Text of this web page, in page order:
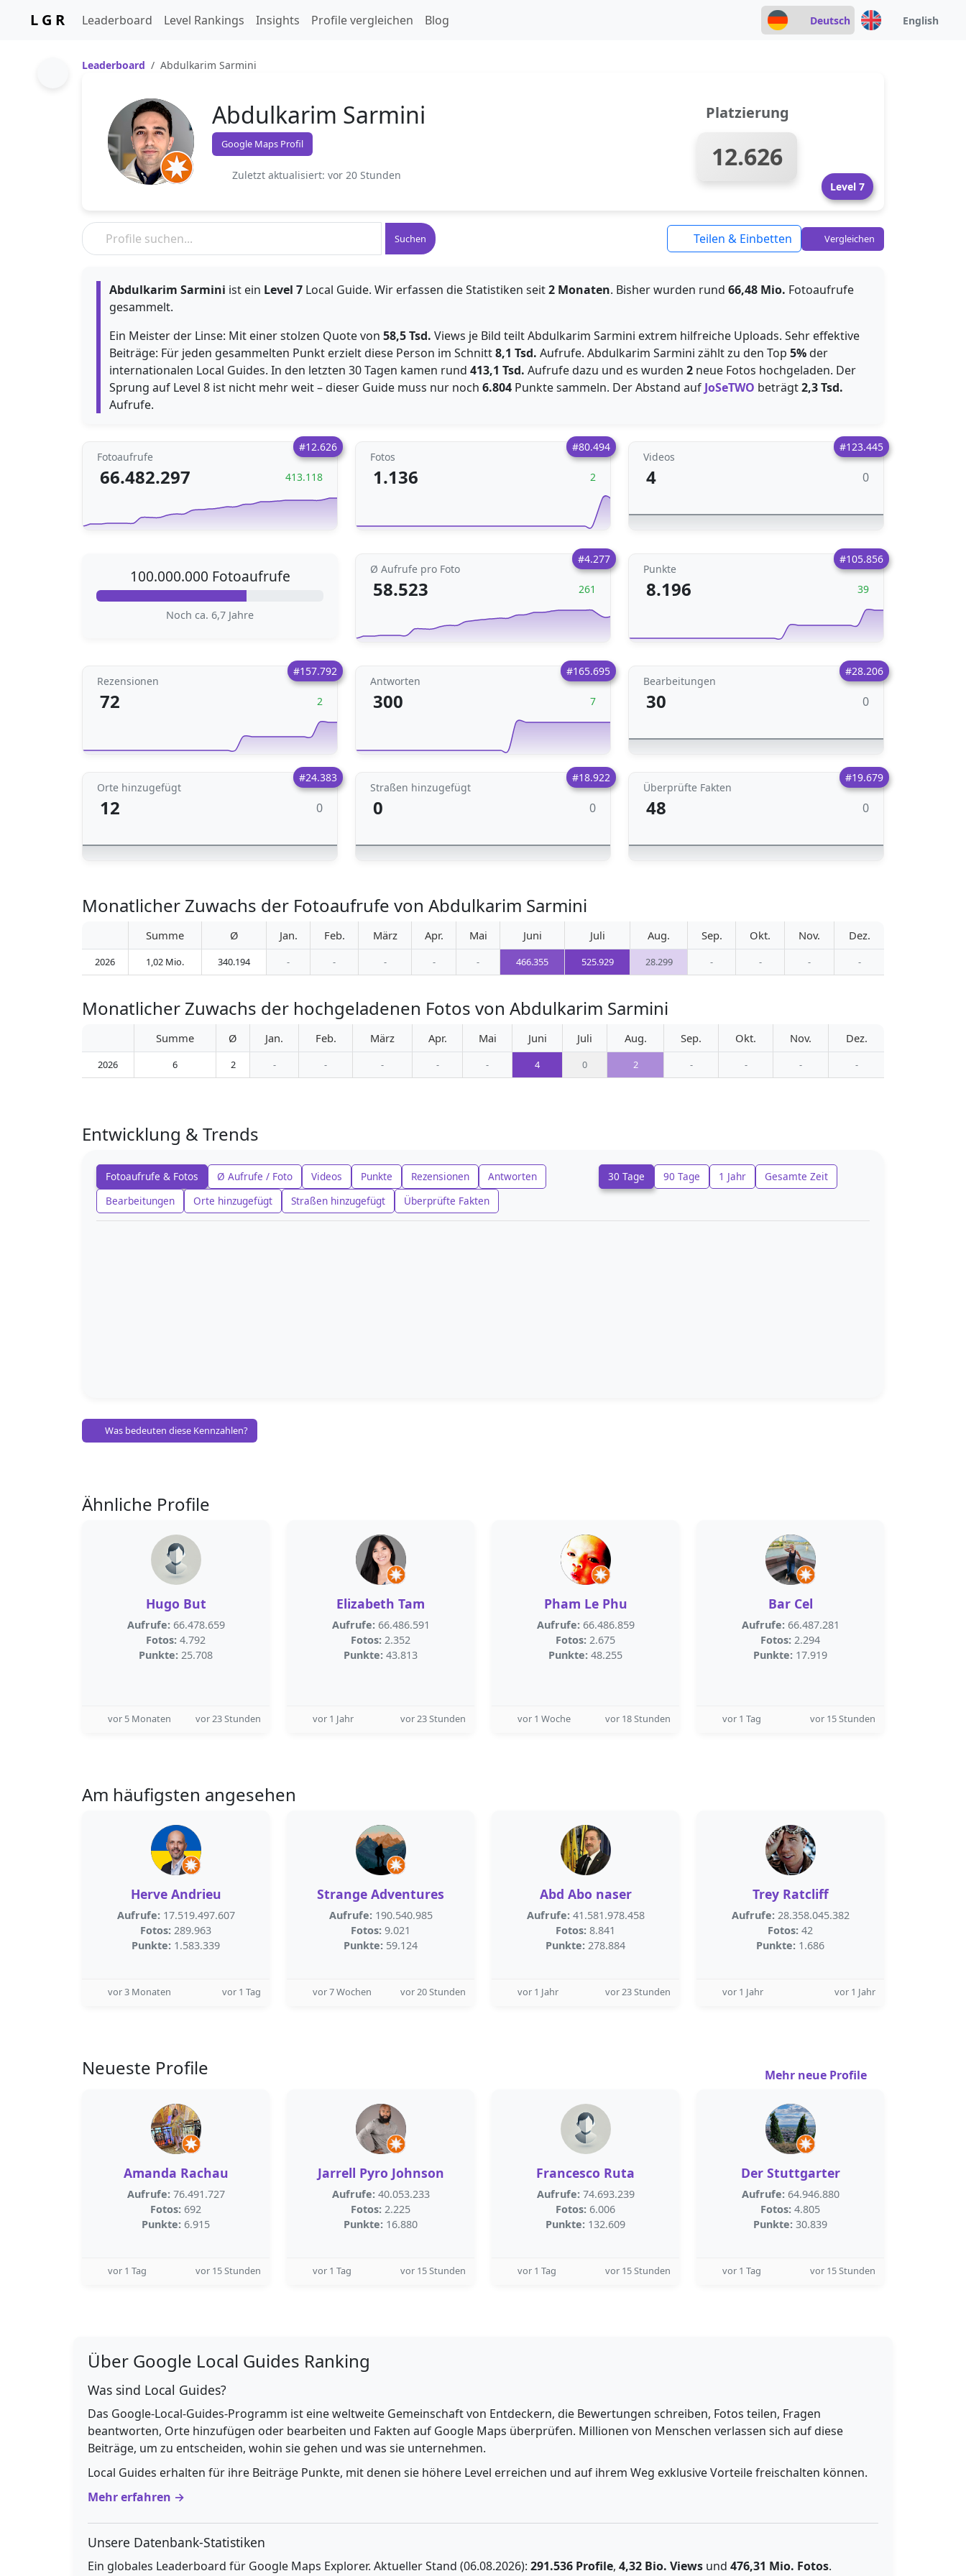
L G R Leaderboard Level Rankings Insights Profile vergleichen Blog Deutsch English
Leaderboard Abdulkarim Sarmini
Abdulkarim Sarmini
Google Maps Profil
Zuletzt aktualisiert: vor 20 Stunden
Platzierung
12.626
Level 7
Suchen Teilen & Einbetten Vergleichen
Abdulkarim Sarmini ist ein Level 7 Local Guide. Wir erfassen die Statistiken seit2 Monaten. Bisher wurden rund 66,48 Mio. Fotoaufrufe
gesammelt.
Ein Meister der Linse: Mit einer stolzen Quote von 58,5 Tsd. Views je Bild teilt Abdulkarim Sarmini extrem hilfreiche Uploads. Sehr effektive
Beiträge: Für jeden gesammelten Punkt erzielt diese Person im Schnitt8,1 Tsd. Aufrufe. Abdulkarim Sarmini zählt zu den Top 5%der
internationalen Local Guides. In den letzten 30 Tagen kamen rund 413,1 Tsd. Aufrufe dazu und es wurden 2 neue Fotos hochgeladen. Der
Sprung auf Level 8 ist nicht mehr weit – dieser Guide muss nur noch 6.804 Punkte sammeln. Der Abstand auf JoSeTWO beträgt2,3 Tsd.
Aufrufe.
#12.626
Fotoaufrufe
66.482.297 413.118
#80.494
Fotos
1.136 2
#123.445
Videos
4 0
100.000.000 Fotoaufrufe
Noch ca. 6,7 Jahre
#4.277
Ø Aufrufe pro Foto
58.523 261
#105.856
Punkte
8.196 39
#157.792
Rezensionen
72 2
#165.695
Antworten
300 7
#28.206
Bearbeitungen
30 0
#24.383
Orte hinzugefügt
12 0
#18.922
Straßen hinzugefügt
0 0
#19.679
Überprüfte Fakten
48 0
Monatlicher Zuwachs der Fotoaufrufe von Abdulkarim Sarmini
Summe Ø Jan. Feb. März Apr. Mai Juni Juli Aug. Sep. Okt. Nov. Dez.
2026 1,02 Mio. 340.194 - - - - - 466.355 525.929 28.299 - - - -
Monatlicher Zuwachs der hochgeladenen Fotos von Abdulkarim Sarmini
Summe Ø Jan. Feb. März Apr. Mai Juni Juli Aug. Sep. Okt. Nov. Dez.
2026 6 2 - - - - - 4 0 2 - - - -
Entwicklung & Trends
Fotoaufrufe & Fotos Ø Aufrufe / Foto Videos Punkte Rezensionen
Antworten
Bearbeitungen
Orte hinzugefügt Straßen hinzugefügt Überprüfte Fakten
30 Tage 90 Tage 1 Jahr Gesamte Zeit
Was bedeuten diese Kennzahlen?
Ähnliche Profile
Hugo But
Aufrufe: 66.478.659
Fotos: 4.792
Punkte: 25.708
vor 5 Monaten vor 23 Stunden
Elizabeth Tam
Aufrufe: 66.486.591
Fotos: 2.352
Punkte: 43.813
vor 1 Jahr vor 23 Stunden
Pham Le Phu
Aufrufe: 66.486.859
Fotos: 2.675
Punkte: 48.255
vor 1 Woche vor 18 Stunden
Bar Cel
Aufrufe: 66.487.281
Fotos: 2.294
Punkte: 17.919
vor 1 Tag vor 15 Stunden
Am häufigsten angesehen
Herve Andrieu
Aufrufe: 17.519.497.607
Fotos: 289.963
Punkte: 1.583.339
vor 3 Monaten vor 1 Tag
Strange Adventures
Aufrufe: 190.540.985
Fotos: 9.021
Punkte: 59.124
vor 7 Wochen vor 20 Stunden
Abd Abo naser
Aufrufe: 41.581.978.458
Fotos: 8.841
Punkte: 278.884
vor 1 Jahr vor 23 Stunden
Trey Ratcliff
Aufrufe: 28.358.045.382
Fotos: 42
Punkte: 1.686
vor 1 Jahr vor 1 Jahr
Neueste Profile Mehr neue Profile
Amanda Rachau
Aufrufe: 76.491.727
Fotos: 692
Punkte: 6.915
vor 1 Tag vor 15 Stunden
Jarrell Pyro Johnson
Aufrufe: 40.053.233
Fotos: 2.225
Punkte: 16.880
vor 1 Tag vor 15 Stunden
Francesco Ruta
Aufrufe: 74.693.239
Fotos: 6.006
Punkte: 132.609
vor 1 Tag vor 15 Stunden
Der Stuttgarter
Aufrufe: 64.946.880
Fotos: 4.805
Punkte: 30.839
vor 1 Tag vor 15 Stunden
Über Google Local Guides Ranking
Was sind Local Guides?
Das Google-Local-Guides-Programm ist eine weltweite Gemeinschaft von Entdeckern, die Bewertungen schreiben, Fotos teilen, Fragen
beantworten, Orte hinzufügen oder bearbeiten und Fakten auf Google Maps überprüfen. Millionen von Menschen verlassen sich auf diese
Beiträge, um zu entscheiden, wohin sie gehen und was sie unternehmen.
Local Guides erhalten für ihre Beiträge Punkte, mit denen sie höhere Level erreichen und auf ihrem Weg exklusive Vorteile freischalten können.
Mehr erfahren →
Unsere Datenbank-Statistiken
Ein globales Leaderboard für Google Maps Explorer. Aktueller Stand (06.08.2026): 291.536 Profile, 4,32 Bio. Views und 476,31 Mio. Fotos.